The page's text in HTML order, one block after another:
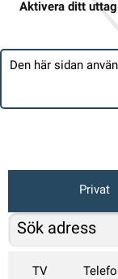
Aktivera ditt uttag
Den här sidan
Privat
TV